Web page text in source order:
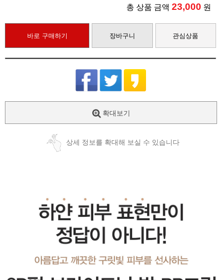
총 상품 금액 23,000 원
바로 구매하기 장바구니 관심상품
확대보기
상세 정보를 확대해 보실 수 있습니다